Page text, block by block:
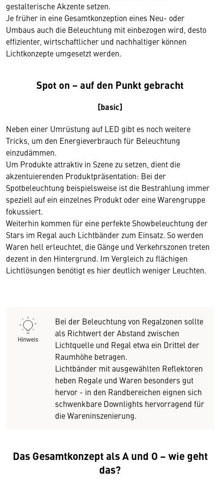
gestalterische Akzente setzen.
Je früher in eine Gesamtkonzeption eines Neu- oder
Umbaus auch die Beleuchtung mit einbezogen wird, desto
effizienter, wirtschaftlicher und nachhaltiger können
Lichtkonzepte umgesetzt werden.
Spot on – auf den Punkt gebracht
[basic]
Neben einer Umrüstung auf LED gibt es noch weitere
Tricks, um den Energieverbrauch für Beleuchtung
einzudämmen.
Um Produkte attraktiv in Szene zu setzen, dient die
akzentuierenden Produktpräsentation: Bei der
Spotbeleuchtung beispielsweise ist die Bestrahlung immer
speziell auf ein einzelnes Produkt oder eine Warengruppe
fokussiert.
Weiterhin kommen für eine perfekte Showbeleuchtung der
Stars im Regal auch Lichtbänder zum Einsatz. So werden
Waren hell erleuchtet, die Gänge und Verkehrszonen treten
dezent in den Hintergrund. Im Vergleich zu flächigen
Lichtlösungen benötigt es hier deutlich weniger Leuchten.
Hinweis
Bei der Beleuchtung von Regalzonen sollte
als Richtwert der Abstand zwischen
Lichtquelle und Regal etwa ein Drittel der
Raumhöhe betragen.
Lichtbänder mit ausgewählten Reflektoren
heben Regale und Waren besonders gut
hervor - in den Randbereichen eignen sich
schwenkbare Downlights hervorragend für
die Wareninszenierung.
Das Gesamtkonzept als A und O – wie geht
das?